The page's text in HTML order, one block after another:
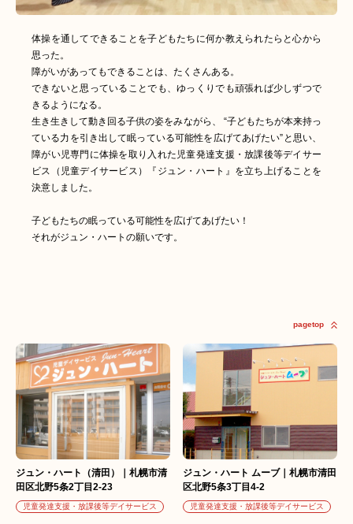
体操を通してできることを子どもたちに何か教えられたらと心から
思った。
障がいがあってもできることは、たくさんある。
できないと思っていることでも、ゆっくりでも頑張れば少しずつで
きるようになる。
生き生きして動き回る子供の姿をみながら、 “子どもたちが本来持っ
ている力を引き出して眠っている可能性を広げてあげたい”と思い、
障がい児専門に体操を取り入れた児童発達支援・放課後等デイサー
ビス（児童デイサービス）『ジュン・ハート』を立ち上げることを
決意しました。
子どもたちの眠っている可能性を広げてあげたい！
それがジュン・ハートの願いです。
pagetop
ジュン・ハート（清田）｜札幌市清
田区北野5条2丁目2-23
児童発達支援・放課後等デイサービス
ジュン・ハート ムーブ｜札幌市清田
区北野5条3丁目4-2
児童発達支援・放課後等デイサービス